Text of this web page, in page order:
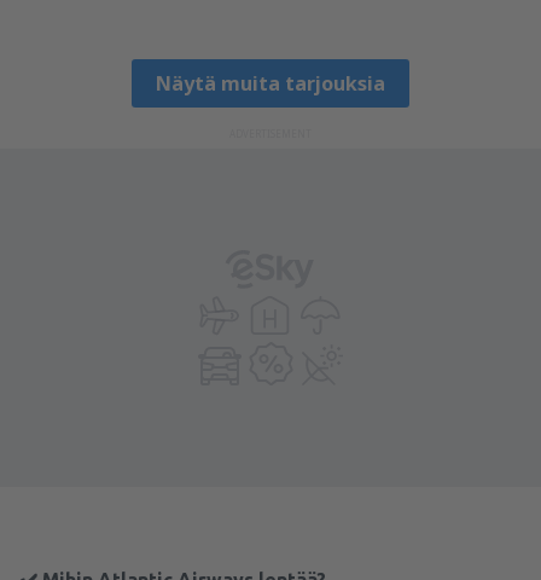
Näytä muita tarjouksia